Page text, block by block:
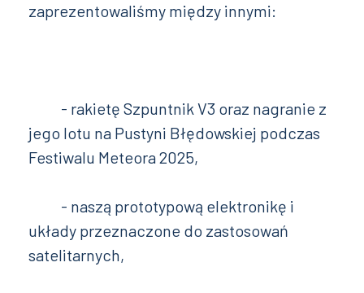
zaprezentowaliśmy między innymi:
- rakietę Szpuntnik V3 oraz nagranie z
jego lotu na Pustyni Błędowskiej podczas
Festiwalu Meteora 2025,
- naszą prototypową elektronikę i
układy przeznaczone do zastosowań
satelitarnych,